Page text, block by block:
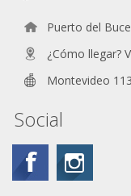
Puerto del
¿Cómo llegar?
Montevideo
Social